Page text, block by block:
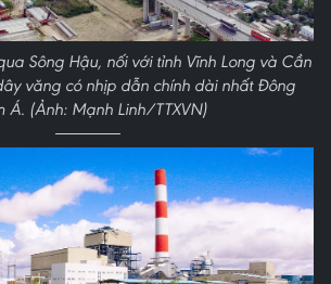
Sông Hậu, nối với tỉnh Vĩnh Long và Cần
văng có nhịp dẫn chính dài nhất Đông
Á. (Ảnh: Mạnh Linh/TTXVN)